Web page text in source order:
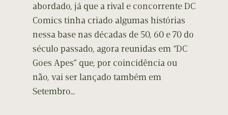
abordado, já que a rival e concorrente DC
Comics tinha criado algumas histórias
nessa base nas décadas de 50, 60 e 70 do
século passado, agora reunidas em “DC
Goes Apes” que, por coincidência ou
não, vai ser lançado também em
Setembro…